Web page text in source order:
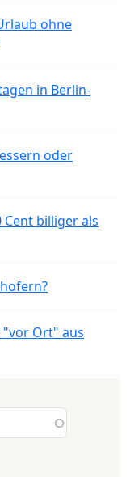
ohne
in Berlin-
oder
Cent billiger als
Ort" aus